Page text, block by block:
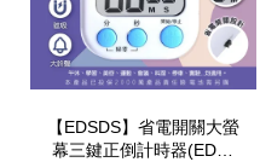
【EDSDS】省電開關大螢
幕三鍵正倒計時器(EDS-